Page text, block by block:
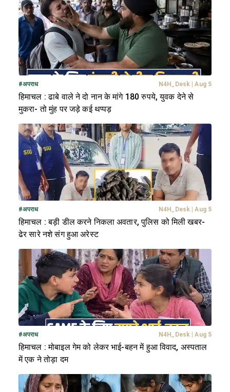
#अपराध N4H_Desk | Aug 5
हिमाचल : ढाबे वाले ने दो नान के मांगे 180 रुपये, युवक देने से
मुकरा- तो मुंह पर जड़े कई थप्पड़
#अपराध N4H_Desk | Aug 5
हिमाचल : बड़ी डील करने निकला अवतार, पुलिस को मिली खबर-
ढेर सारे नशे संग हुआ अरेस्ट
#अपराध N4H_Desk | Aug 5
हिमाचल : मोबाइल गेम को लेकर भाई-बहन में हुआ विवाद, अस्पताल
में एक ने तोड़ा दम